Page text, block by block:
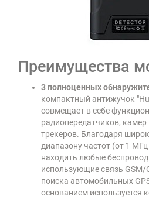
Преимущества
3 полноценных
компактный антижучок
совмещает в себе
радиопередатчиков,
трекеров. Благодаря
диапазону частот (от 1
находить любые
использующие связь GSM/
поиска автомобильных
основанием используется